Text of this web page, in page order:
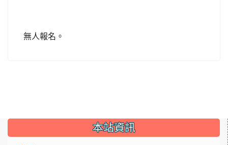
無人報名。
::: 本站資訊